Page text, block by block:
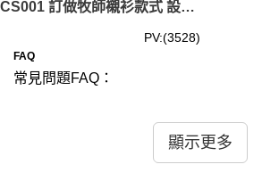
CS001 訂做牧師襯衫款式 設計基督教牧師襯衫款式 自訂牧師襯衫款式 牧師襯衫中心
PV:(3528)
FAQ
常見問題FAQ：
答：我們提供多種顏色和材質供您選擇，
白色、灰色和藍色等。材質方面，我們有
顯示更多